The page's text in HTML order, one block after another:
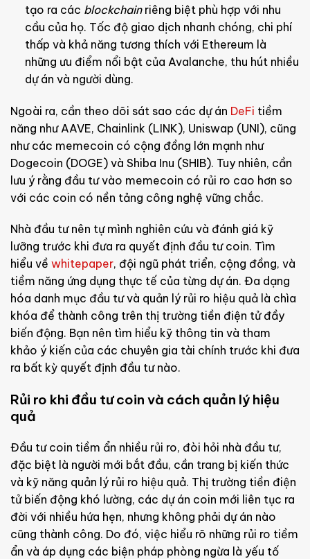
tạo ra các blockchainriêng biệt phù hợp với nhu
cầu của họ. Tốc độ giao dịch nhanh chóng, chi phí
thấp và khả năng tương thích với Ethereum là
những ưu điểm nổi bật của Avalanche, thu hút nhiều
dự án và người dùng.
Ngoài ra, cần theo dõi sát sao các dự án DeFi tiềm
năng như AAVE, Chainlink (LINK), Uniswap (UNI), cũng
như các memecoin có cộng đồng lớn mạnh như
Dogecoin (DOGE) và Shiba Inu (SHIB). Tuy nhiên, cần
lưu ý rằng đầu tư vào memecoin có rủi ro cao hơn so
với các coin có nền tảng công nghệ vững chắc.
Nhà đầu tư nên tự mình nghiên cứu và đánh giá kỹ
lưỡng trước khi đưa ra quyết định đầu tư coin. Tìm
hiểu về whitepaper, đội ngũ phát triển, cộng đồng, và
tiềm năng ứng dụng thực tế của từng dự án. Đa dạng
hóa danh mục đầu tư và quản lý rủi ro hiệu quả là chìa
khóa để thành công trên thị trường tiền điện tử đầy
biến động. Bạn nên tìm hiểu kỹ thông tin và tham
khảo ý kiến của các chuyên gia tài chính trước khi đưa
ra bất kỳ quyết định đầu tư nào.
Rủi ro khi đầu tư coin và cách quản lý hiệu
quả
Đầu tư coin tiềm ẩn nhiều rủi ro, đòi hỏi nhà đầu tư,
đặc biệt là người mới bắt đầu, cần trang bị kiến thức
và kỹ năng quản lý rủi ro hiệu quả. Thị trường tiền điện
tử biến động khó lường, các dự án coin mới liên tục ra
đời với nhiều hứa hẹn, nhưng không phải dự án nào
cũng thành công. Do đó, việc hiểu rõ những rủi ro tiềm
ẩn và áp dụng các biện pháp phòng ngừa là yếu tố